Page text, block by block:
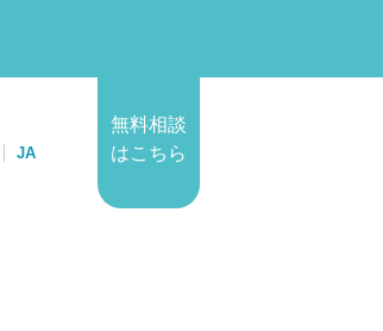
JA
無料相談
はこちら